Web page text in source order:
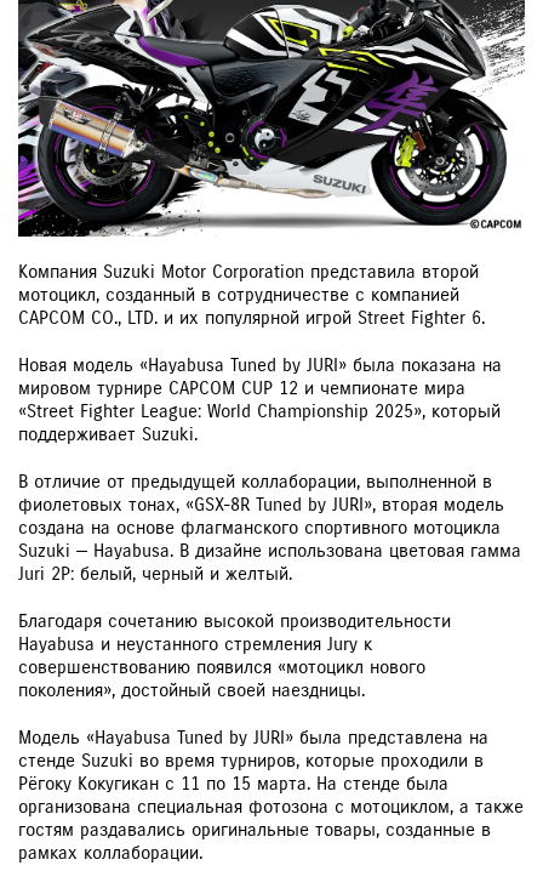
Компания Suzuki Motor Corporation представила второй
мотоцикл, созданный в сотрудничестве с компанией
CAPCOM CO., LTD. и их популярной игрой Street Fighter 6.
Новая модель «Hayabusa Tuned by JURI» была показана на
мировом турнире CAPCOM CUP 12 и чемпионате мира
«Street Fighter League: World Championship 2025», который
поддерживает Suzuki.
В отличие от предыдущей коллаборации, выполненной в
фиолетовых тонах, «GSX-8R Tuned by JURI», вторая модель
создана на основе флагманского спортивного мотоцикла
Suzuki — Hayabusa. В дизайне использована цветовая гамма
Juri 2P: белый, черный и желтый.
Благодаря сочетанию высокой производительности
Hayabusa и неустанного стремления Jury к
совершенствованию появился «мотоцикл нового
поколения», достойный своей наездницы.
Модель «Hayabusa Tuned by JURI» была представлена на
стенде Suzuki во время турниров, которые проходили в
Рёгоку Кокугикан с 11 по 15 марта. На стенде была
организована специальная фотозона с мотоциклом, а также
гостям раздавались оригинальные товары, созданные в
рамках коллаборации.